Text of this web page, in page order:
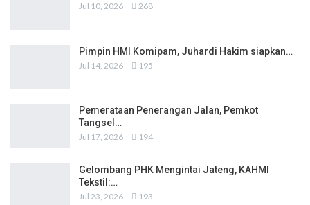
Jul 10, 2026 268
Pimpin HMI Komipam, Juhardi Hakim siapkan…
Jul 14, 2026 195
Pemerataan Penerangan Jalan, Pemkot
Tangsel…
Jul 17, 2026 194
Gelombang PHK Mengintai Jateng, KAHMI
Tekstil:…
Jul 23, 2026 193